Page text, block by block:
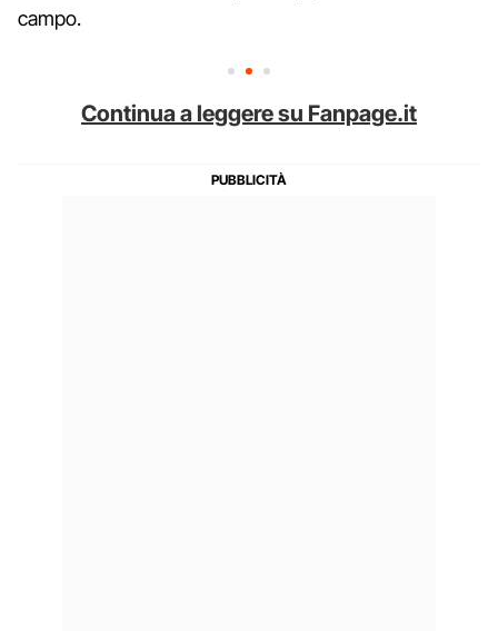
campo.
Continua a leggere su Fanpage.it